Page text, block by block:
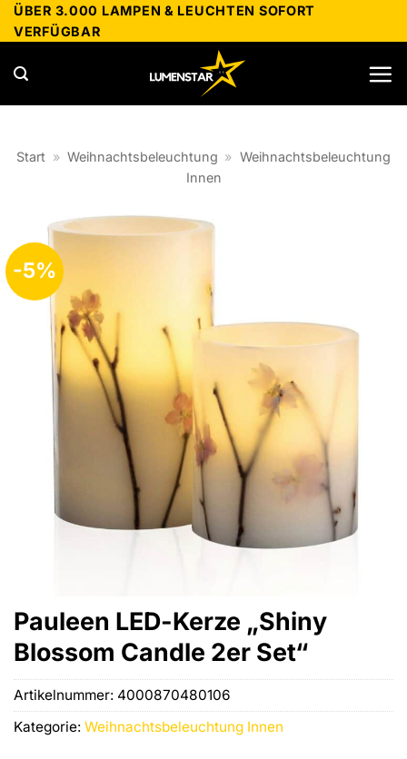
Zum
Inhalt
springen
ÜBER 3.000 LAMPEN & LEUCHTEN SOFORT
VERFÜGBAR
Start » Weihnachtsbeleuchtung » Weihnachtsbeleuchtung
Innen
-5%
Pauleen LED-Kerze „Shiny
Blossom Candle 2er Set“
Artikelnummer: 4000870480106
Kategorie: Weihnachtsbeleuchtung Innen